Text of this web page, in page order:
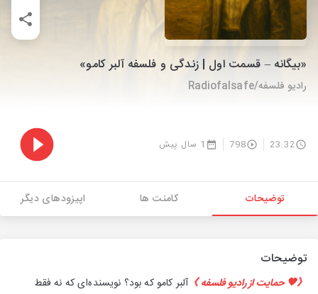
«بیگانه – قسمت اول | زندگی و فلسفه آلبر کامو»
رادیو فلسفه/Radiofalsafe
23:32
798 1 سال پیش
توضیحات کامنت ها اپیزودهای دیگر
توضیحات
《🧡 حمایت از رادیو فلسفه 》آلبر کامو که بود؟ نویسنده‌ای که نه فقط